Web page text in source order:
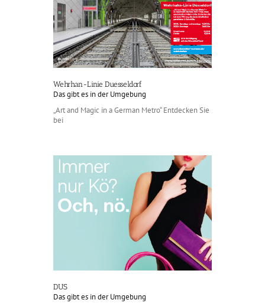
Wehrhan-Linie Duesseldorf
Das gibt es in der Umgebung
„Art and Magic in a German Metro“ Entdecken Sie
bei
DUS
Das gibt es in der Umgebung